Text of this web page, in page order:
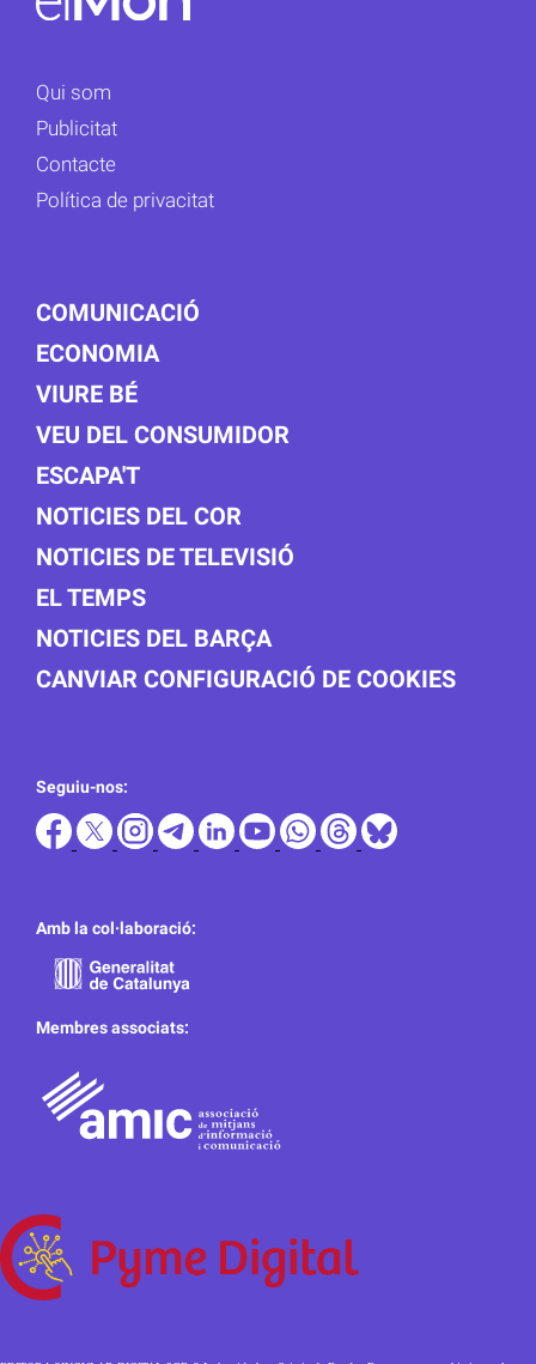
Qui som
Publicitat
Contacte
Política de privacitat
COMUNICACIÓ
ECONOMIA
VIURE BÉ
VEU DEL CONSUMIDOR
ESCAPA'T
NOTICIES DEL COR
NOTICIES DE TELEVISIÓ
EL TEMPS
NOTICIES DEL BARÇA
CANVIAR CONFIGURACIÓ DE COOKIES
Seguiu-nos:
Amb la col·laboració:
Membres associats: